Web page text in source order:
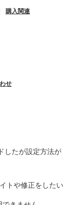
購入関連
せ
したが設定方法が
トや修正をしたい